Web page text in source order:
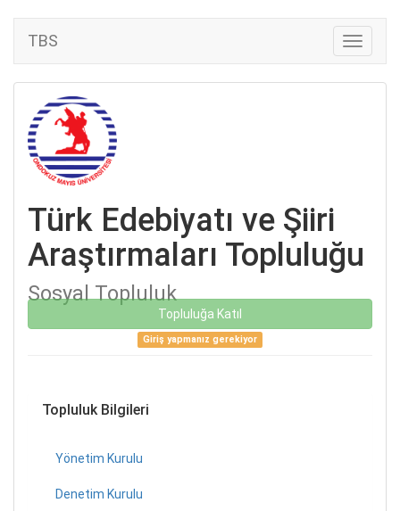
TBS
Türk Edebiyatı ve Şiiri
Araştırmaları Topluluğu
Sosyal Topluluk
Topluluğa Katıl
Giriş yapmanız gerekiyor
Topluluk Bilgileri
Yönetim Kurulu
Denetim Kurulu